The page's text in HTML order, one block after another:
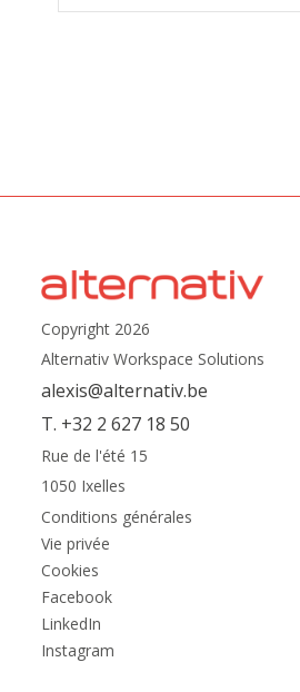
Copyright 2026
Alternativ Workspace Solutions
alexis@alternativ.be
T. +32 2 627 18 50
Rue de l'été 15
1050 Ixelles
Conditions générales
Vie privée
Cookies
Facebook
LinkedIn
Instagram